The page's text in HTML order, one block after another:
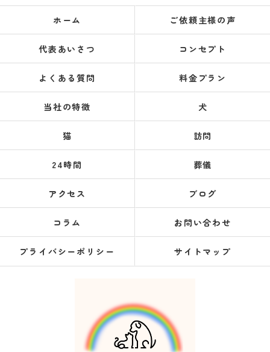
ホーム ご依頼主様の声
代表あいさつ コンセプト
よくある質問 料金プラン
当社の特徴 犬
猫 訪問
24時間 葬儀
アクセス ブログ
コラム お問い合わせ
プライバシーポリシー サイトマップ